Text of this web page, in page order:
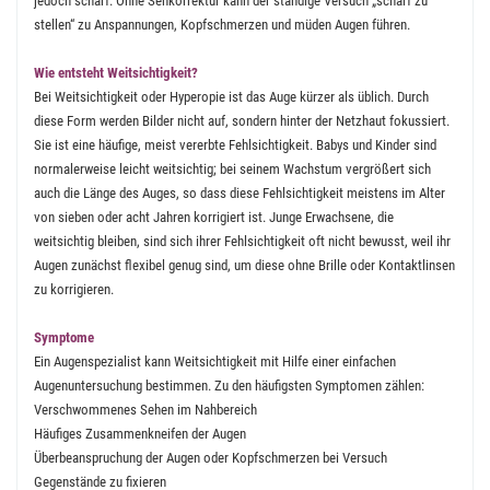
stellen“ zu Anspannungen, Kopfschmerzen und müden Augen führen.
Wie entsteht Weitsichtigkeit?
Bei Weitsichtigkeit oder Hyperopie ist das Auge kürzer als üblich. Durch
diese Form werden Bilder nicht auf, sondern hinter der Netzhaut fokussiert.
Sie ist eine häufige, meist vererbte Fehlsichtigkeit. Babys und Kinder sind
normalerweise leicht weitsichtig; bei seinem Wachstum vergrößert sich
auch die Länge des Auges, so dass diese Fehlsichtigkeit meistens im Alter
von sieben oder acht Jahren korrigiert ist. Junge Erwachsene, die
weitsichtig bleiben, sind sich ihrer Fehlsichtigkeit oft nicht bewusst, weil ihr
Augen zunächst flexibel genug sind, um diese ohne Brille oder Kontaktlinsen
zu korrigieren.
Symptome
Ein Augenspezialist kann Weitsichtigkeit mit Hilfe einer einfachen
Augenuntersuchung bestimmen. Zu den häufigsten Symptomen zählen:
Verschwommenes Sehen im Nahbereich
Häufiges Zusammenkneifen der Augen
Überbeanspruchung der Augen oder Kopfschmerzen bei Versuch
Gegenstände zu fixieren